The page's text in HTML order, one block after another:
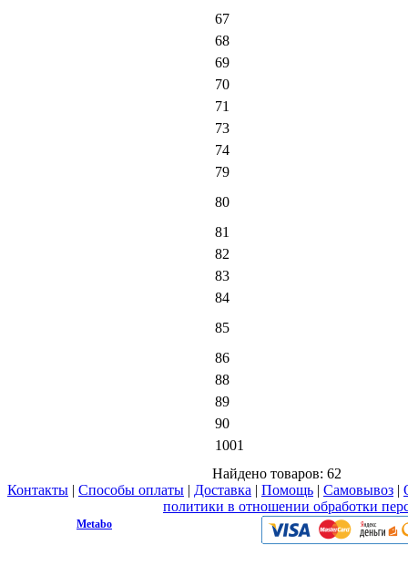
67
68
69
70
71
73
74
79
80
81
82
83
84
85
86
88
89
90
1001
Найдено товаров: 62
Контакты | Способы оплаты | Доставка | Помощь | Самовывоз |
политики в отношении обработки
Metabo